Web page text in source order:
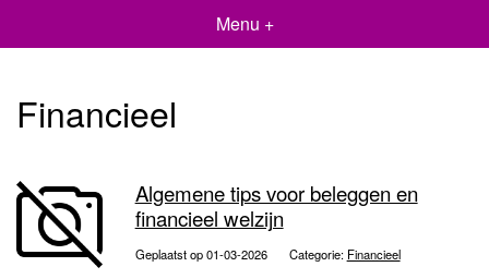
Menu +
Financieel
Algemene tips voor beleggen en
financieel welzijn
Geplaatst op 01-03-2026 Categorie: Financieel